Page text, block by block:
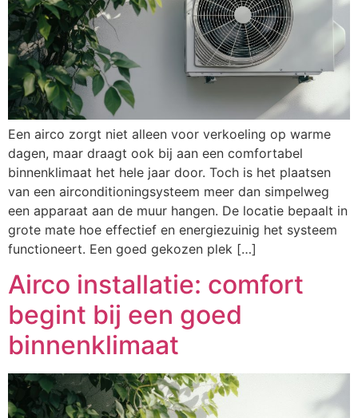
Een airco zorgt niet alleen voor verkoeling op warme
dagen, maar draagt ook bij aan een comfortabel
binnenklimaat het hele jaar door. Toch is het plaatsen
van een airconditioningsysteem meer dan simpelweg
een apparaat aan de muur hangen. De locatie bepaalt in
grote mate hoe effectief en energiezuinig het systeem
functioneert. Een goed gekozen plek […]
Airco installatie: comfort
begint bij een goed
binnenklimaat